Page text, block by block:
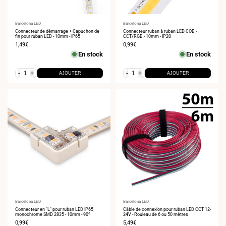
Fournisseur
:
Barcelona LED
Connecteur de démarrage + Capuchon de
fin pour ruban LED - 10mm - IP65
Prix
1,49€
En stock
- + AJOUTER
Fournisseur
:
Barcelona LED
Connecteur ruban à ruban LED COB -
CCT/RGB - 10mm - IP20
Prix
0,99€
En stock
- + AJOUTER
Fournisseur
:
Barcelona LED
Connecteur en "L" pour ruban LED IP65
monochrome SMD 2835 - 10mm - 90º
Prix
0,99€
Fournisseur
:
Barcelona LED
Câble de connexion pour ruban LED CCT 12-
24V - Rouleau de 6 ou 50 mètres
Prix
5,49€